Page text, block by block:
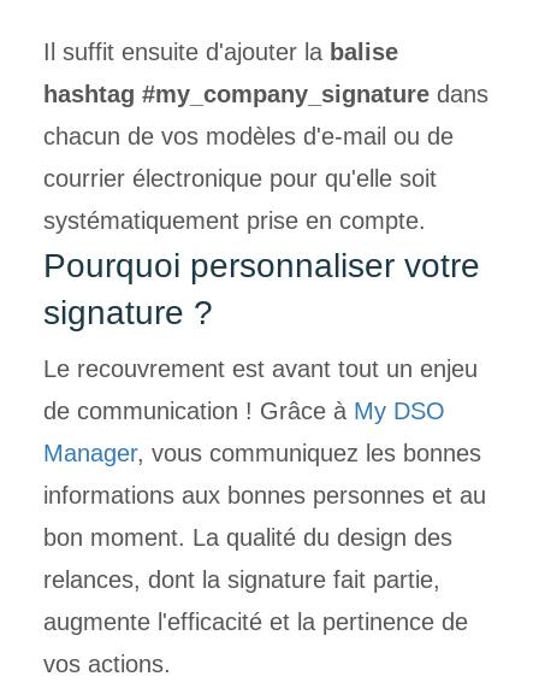
Il suffit ensuite d'ajouter la balise
hashtag #my_company_signaturedans
chacun de vos modèles d'e-mail ou de
courrier électronique pour qu'elle soit
systématiquement prise en compte.
Pourquoi personnaliser votre
signature ?
Le recouvrement est avant tout un enjeu
de communication ! Grâce à My DSO
Manager, vous communiquez les bonnes
informations aux bonnes personnes et au
bon moment. La qualité du design des
relances, dont la signature fait partie,
augmente l'efficacité et la pertinence de
vos actions.